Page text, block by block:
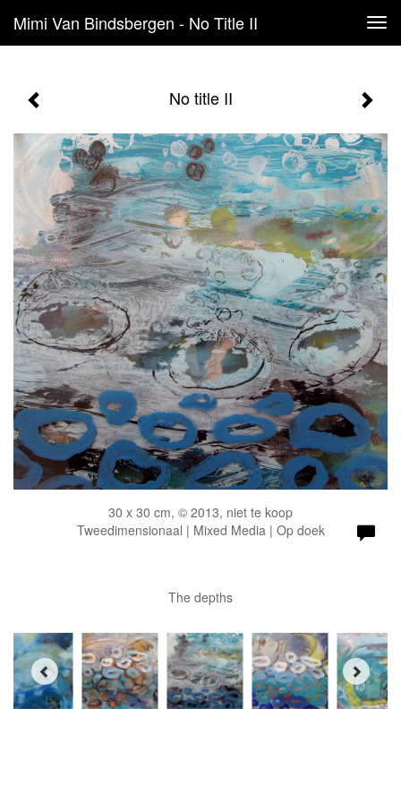
Mimi Van Bindsbergen - No Title II
No title II
30 x 30 cm, © 2013, niet te koop
Tweedimensionaal | Mixed Media | Op doek
The depths